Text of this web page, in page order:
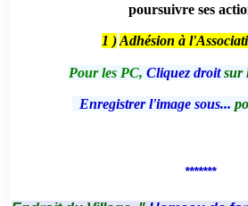
poursuivre ses
1 ) Adhésion à
Pour les PC, Cliquez droitsur
Enregistrer l'image sous...
*******